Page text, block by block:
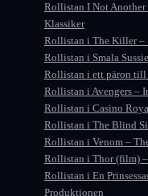
Rollistan I Not Another
Klassiker
Rollistan i The Killer –
Rollistan i Smala
Rollistan i ett päron till
Rollistan i Avengers –
Rollistan i Casino
Rollistan i The Blind
Rollistan i Venom –
Rollistan i Thor (film) –
Rollistan i En
Produktionen